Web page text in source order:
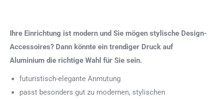
Ihre Einrichtung ist modern und Sie mögen stylische Design-
Accessoires? Dann könnte ein trendiger Druck auf
Aluminium die richtige Wahl für Sie sein.
futuristisch-elegante Anmutung
passt besonders gut zu modernen, stylischen